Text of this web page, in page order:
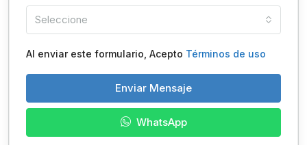
Seleccione
Al enviar este formulario, Acepto Términos de uso
Enviar Mensaje
WhatsApp